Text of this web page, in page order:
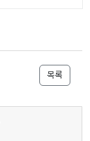
목록